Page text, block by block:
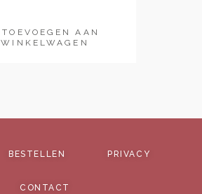
TOEVOEGEN AAN
WINKELWAGEN
BESTELLEN PRIVACY
CONTACT